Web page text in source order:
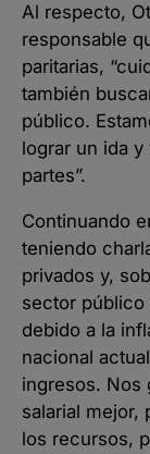
Al respecto,
responsable
paritarias,
también
público.
lograr un ida
partes”.
Continuando
teniendo
privados y,
sector público
debido a la
nacional
ingresos. Nos
salarial mejor,
los recursos,